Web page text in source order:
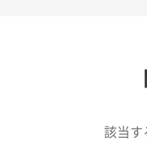
該当す